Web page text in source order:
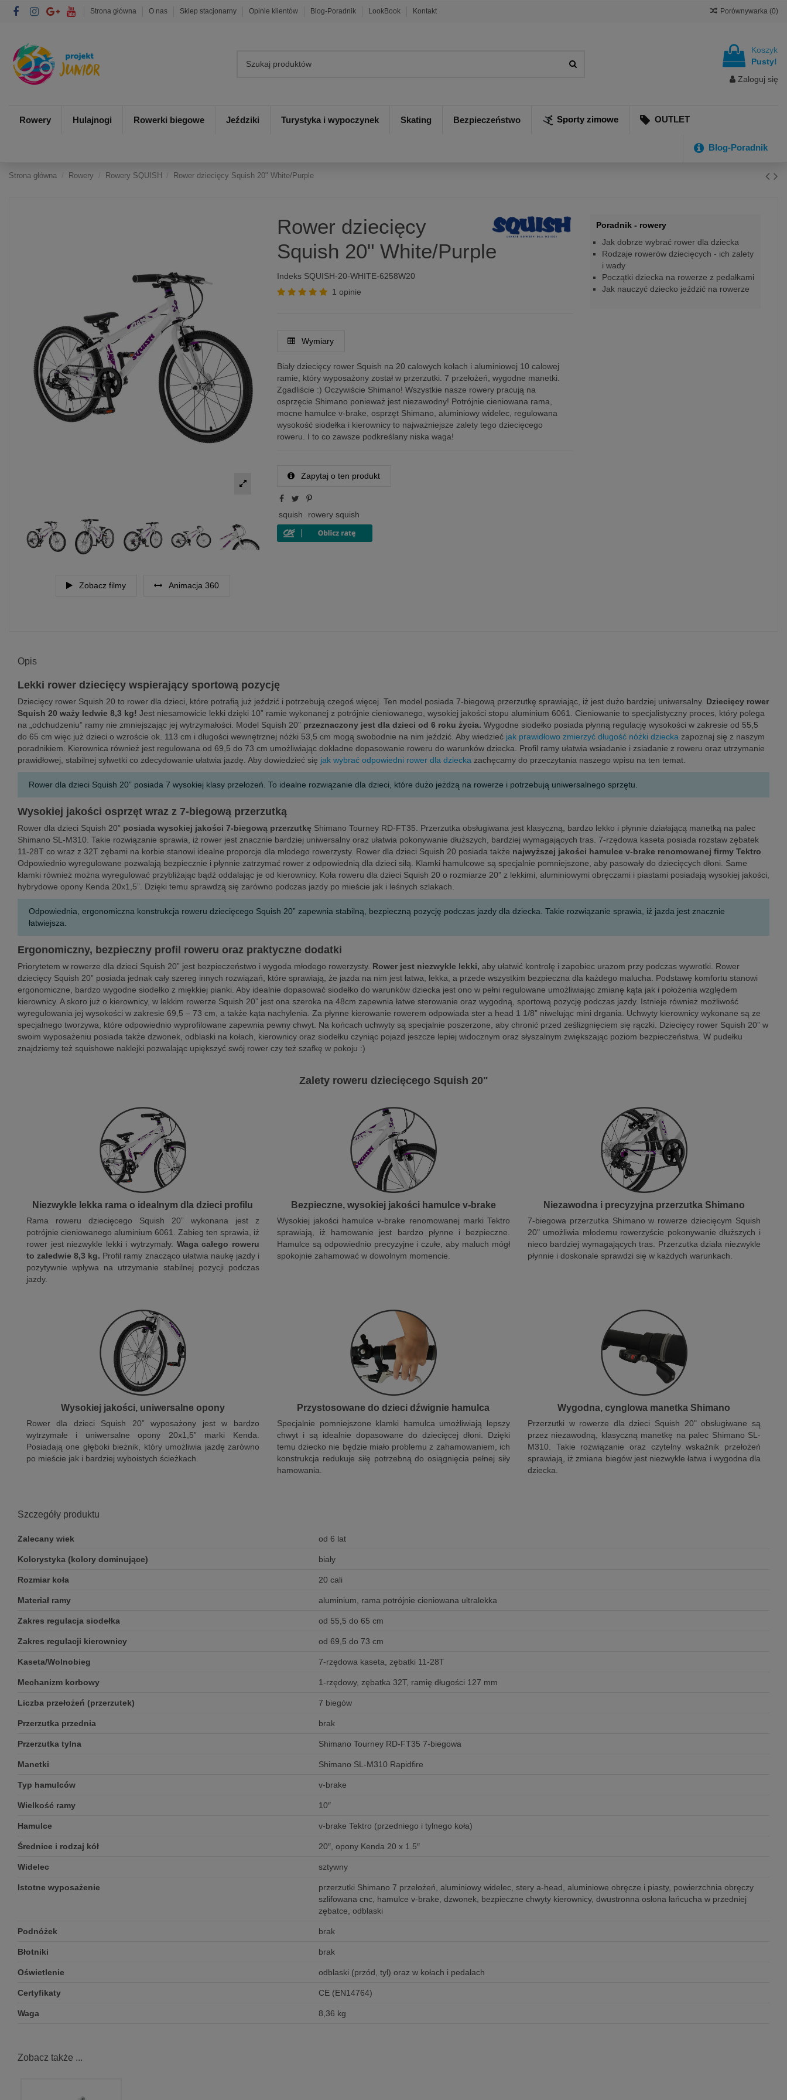
Strona główna O nas Sklep stacjonarny Opinie klientów Blog-Poradnik LookBook Kontakt Porównywarka (0)
Koszyk
Pusty!
Zaloguj się
Rowery Hulajnogi Rowerki biegowe Jeździki Turystyka i wypoczynek Skating Bezpieczeństwo Sporty zimowe OUTLET
Blog-Poradnik
Strona główna Rowery Rowery SQUISH Rower dziecięcy Squish 20" White/Purple
Zobacz filmy Animacja 360
Rower dziecięcy
Squish 20" White/Purple
Indeks SQUISH-20-WHITE-6258W20
1 opinie
Wymiary
Biały dziecięcy rower Squish na 20 calowych kołach i aluminiowej 10 calowej
ramie, który wyposażony został w przerzutki. 7 przełożeń, wygodne manetki.
Zgadliście :) Oczywiście Shimano! Wszystkie nasze rowery pracują na
osprzęcie Shimano ponieważ jest niezawodny! Potrójnie cieniowana rama,
mocne hamulce v-brake, osprzęt Shimano, aluminiowy widelec, regulowana
wysokość siodełka i kierownicy to najważniejsze zalety tego dziecięcego
roweru. I to co zawsze podkreślany niska waga!
Zapytaj o ten produkt
squish rowery squish
Poradnik - rowery
Jak dobrze wybrać rower dla dziecka
Rodzaje rowerów dziecięcych - ich zalety
i wady
Początki dziecka na rowerze z pedałkami
Jak nauczyć dziecko jeździć na rowerze
Opis
Lekki rower dziecięcy wspierający sportową pozycję
Dziecięcy rower Squish 20 to rower dla dzieci, które potrafią już jeździć i potrzebują czegoś więcej. Ten model posiada 7-biegową przerzutkę sprawiając, iż jest dużo bardziej uniwersalny. Dziecięcy rower
Squish 20 waży ledwie 8,3 kg! Jest niesamowicie lekki dzięki 10” ramie wykonanej z potrójnie cieniowanego, wysokiej jakości stopu aluminium 6061. Cieniowanie to specjalistyczny proces, który polega
na „odchudzeniu” ramy nie zmniejszając jej wytrzymałości. Model Squish 20” przeznaczony jest dla dzieci od 6 roku życia. Wygodne siodełko posiada płynną regulację wysokości w zakresie od 55,5
do 65 cm więc już dzieci o wzroście ok. 113 cm i długości wewnętrznej nóżki 53,5 cm mogą swobodnie na nim jeździć. Aby wiedzieć jak prawidłowo zmierzyć długość nóżki dziecka zapoznaj się z naszym
poradnikiem. Kierownica również jest regulowana od 69,5 do 73 cm umożliwiając dokładne dopasowanie roweru do warunków dziecka. Profil ramy ułatwia wsiadanie i zsiadanie z roweru oraz utrzymanie
prawidłowej, stabilnej sylwetki co zdecydowanie ułatwia jazdę. Aby dowiedzieć się jak wybrać odpowiedni rower dla dziecka zachęcamy do przeczytania naszego wpisu na ten temat.
Rower dla dzieci Squish 20” posiada 7 wysokiej klasy przełożeń. To idealne rozwiązanie dla dzieci, które dużo jeżdżą na rowerze i potrzebują uniwersalnego sprzętu.
Wysokiej jakości osprzęt wraz z 7-biegową przerzutką
Rower dla dzieci Squish 20” posiada wysokiej jakości 7-biegową przerzutkę Shimano Tourney RD-FT35. Przerzutka obsługiwana jest klasyczną, bardzo lekko i płynnie działającą manetką na palec
Shimano SL-M310. Takie rozwiązanie sprawia, iż rower jest znacznie bardziej uniwersalny oraz ułatwia pokonywanie dłuższych, bardziej wymagających tras. 7-rzędowa kaseta posiada rozstaw zębatek
11-28T co wraz z 32T zębami na korbie stanowi idealne proporcje dla młodego rowerzysty. Rower dla dzieci Squish 20 posiada także najwyższej jakości hamulce v-brake renomowanej firmy Tektro
Odpowiednio wyregulowane pozwalają bezpiecznie i płynnie zatrzymać rower z odpowiednią dla dzieci siłą. Klamki hamulcowe są specjalnie pomniejszone, aby pasowały do dziecięcych dłoni. Same
klamki również można wyregulować przybliżając bądź oddalając je od kierownicy. Koła roweru dla dzieci Squish 20 o rozmiarze 20” z lekkimi, aluminiowymi obręczami i piastami posiadają wysokiej jakości,
hybrydowe opony Kenda 20x1,5”. Dzięki temu sprawdzą się zarówno podczas jazdy po mieście jak i leśnych szlakach.
Odpowiednia, ergonomiczna konstrukcja roweru dziecięcego Squish 20” zapewnia stabilną, bezpieczną pozycję podczas jazdy dla dziecka. Takie rozwiązanie sprawia, iż jazda jest znacznie
łatwiejsza.
Ergonomiczny, bezpieczny profil roweru oraz praktyczne dodatki
Priorytetem w rowerze dla dzieci Squish 20” jest bezpieczeństwo i wygoda młodego rowerzysty. Rower jest niezwykle lekki, aby ułatwić kontrolę i zapobiec urazom przy podczas wywrotki. Rower
dziecięcy Squish 20” posiada jednak cały szereg innych rozwiązań, które sprawiają, że jazda na nim jest łatwa, lekka, a przede wszystkim bezpieczna dla każdego malucha. Podstawę komfortu stanowi
ergonomiczne, bardzo wygodne siodełko z miękkiej pianki. Aby idealnie dopasować siodełko do warunków dziecka jest ono w pełni regulowane umożliwiając zmianę kąta jak i położenia względem
kierownicy. A skoro już o kierownicy, w lekkim rowerze Squish 20” jest ona szeroka na 48cm zapewnia łatwe sterowanie oraz wygodną, sportową pozycję podczas jazdy. Istnieje również możliwość
wyregulowania jej wysokości w zakresie 69,5 – 73 cm, a także kąta nachylenia. Za płynne kierowanie rowerem odpowiada ster a head 1 1/8” niwelując mini drgania. Uchwyty kierownicy wykonane są ze
specjalnego tworzywa, które odpowiednio wyprofilowane zapewnia pewny chwyt. Na końcach uchwyty są specjalnie poszerzone, aby chronić przed ześlizgnięciem się rączki. Dziecięcy rower Squish 20” w
swoim wyposażeniu posiada także dzwonek, odblaski na kołach, kierownicy oraz siodełku czyniąc pojazd jeszcze lepiej widocznym oraz słyszalnym zwiększając poziom bezpieczeństwa. W pudełku
znajdziemy też squishowe naklejki pozwalając upiększyć swój rower czy też szafkę w pokoju :)
Zalety roweru dziecięcego Squish 20"
Niezwykle lekka rama o idealnym dla dzieci profilu
Rama roweru dziecięcego Squish 20” wykonana jest z
potrójnie cieniowanego aluminium 6061. Zabieg ten sprawia, iż
rower jest niezwykle lekki i wytrzymały. Waga całego roweru
to zaledwie 8,3 kg. Profil ramy znacząco ułatwia naukę jazdy i
pozytywnie wpływa na utrzymanie stabilnej pozycji podczas
jazdy.
Bezpieczne, wysokiej jakości hamulce v-brake
Wysokiej jakości hamulce v-brake renomowanej marki Tektro
sprawiają, iż hamowanie jest bardzo płynne i bezpieczne.
Hamulce są odpowiednio precyzyjne i czułe, aby maluch mógł
spokojnie zahamować w dowolnym momencie.
Niezawodna i precyzyjna przerzutka Shimano
7-biegowa przerzutka Shimano w rowerze dziecięcym Squish
20" umożliwia młodemu rowerzyście pokonywanie dłuższych i
nieco bardziej wymagających tras. Przerzutka działa niezwykle
płynnie i doskonale sprawdzi się w każdych warunkach.
Wysokiej jakości, uniwersalne opony
Rower dla dzieci Squish 20” wyposażony jest w bardzo
wytrzymałe i uniwersalne opony 20x1,5” marki Kenda.
Posiadają one głęboki bieżnik, który umożliwia jazdę zarówno
po mieście jak i bardziej wyboistych ścieżkach.
Przystosowane do dzieci dźwignie hamulca
Specjalnie pomniejszone klamki hamulca umożliwiają lepszy
chwyt i są idealnie dopasowane do dziecięcej dłoni. Dzięki
temu dziecko nie będzie miało problemu z zahamowaniem, ich
konstrukcja redukuje siłę potrzebną do osiągnięcia pełnej siły
hamowania.
Wygodna, cynglowa manetka Shimano
Przerzutki w rowerze dla dzieci Squish 20" obsługiwane są
przez niezawodną, klasyczną manetkę na palec Shimano SL-
M310. Takie rozwiązanie oraz czytelny wskaźnik przełożeń
sprawiają, iż zmiana biegów jest niezwykle łatwa i wygodna dla
dziecka.
Szczegóły produktu
Zalecany wiek od 6 lat
Kolorystyka (kolory dominujące) biały
Rozmiar koła 20 cali
Materiał ramy aluminium, rama potrójnie cieniowana ultralekka
Zakres regulacja siodełka od 55,5 do 65 cm
Zakres regulacji kierownicy od 69,5 do 73 cm
Kaseta/Wolnobieg 7-rzędowa kaseta, zębatki 11-28T
Mechanizm korbowy 1-rzędowy, zębatka 32T, ramię długości 127 mm
Liczba przełożeń (przerzutek) 7 biegów
Przerzutka przednia brak
Przerzutka tylna Shimano Tourney RD-FT35 7-biegowa
Manetki Shimano SL-M310 Rapidfire
Typ hamulców v-brake
Wielkość ramy 10″
Hamulce v-brake Tektro (przedniego i tylnego koła)
Średnice i rodzaj kół 20″, opony Kenda 20 x 1.5″
Widelec sztywny
Istotne wyposażenie
przerzutki Shimano 7 przełożeń, aluminiowy widelec, stery a-head, aluminiowe obręcze i piasty, powierzchnia obręczy
szlifowana cnc, hamulce v-brake, dzwonek, bezpieczne chwyty kierownicy, dwustronna osłona łańcucha w przedniej
zębatce, odblaski
Podnóżek brak
Błotniki brak
Oświetlenie odblaski (przód, tyl) oraz w kołach i pedałach
Certyfikaty CE (EN14764)
Waga 8,36 kg
Zobacz także ...